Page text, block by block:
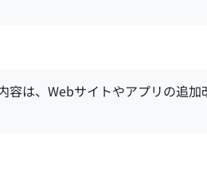
容は、Webサイトやアプリの追